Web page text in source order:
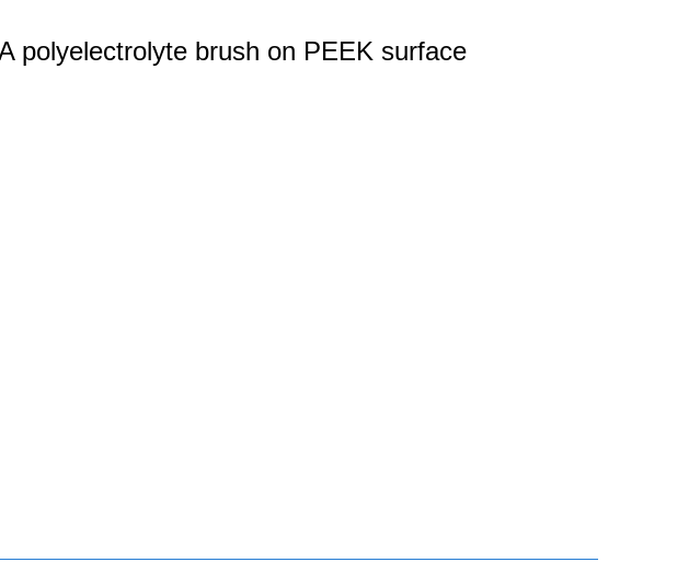
polyelectrolyte brush on PEEK surface